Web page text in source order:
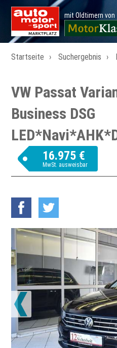
mit Oldtimern von
Startseite Suchergebnis
VW Passat
Business DSG
16.975 €
MwSt. ausweisbar